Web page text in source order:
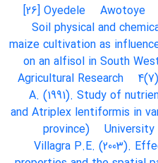
[26] Oyedele
Awotoye
Soil physical and
maize cultivation as
on an alfisol in South
Agricultural Research
A. (1991). Study of
and Atriplex lentiformis in
province)
Villagra P.E. (2003).